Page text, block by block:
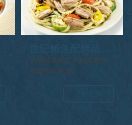
意大利面
美味健康的意大利面配金
枪鱼和烤蔬菜。